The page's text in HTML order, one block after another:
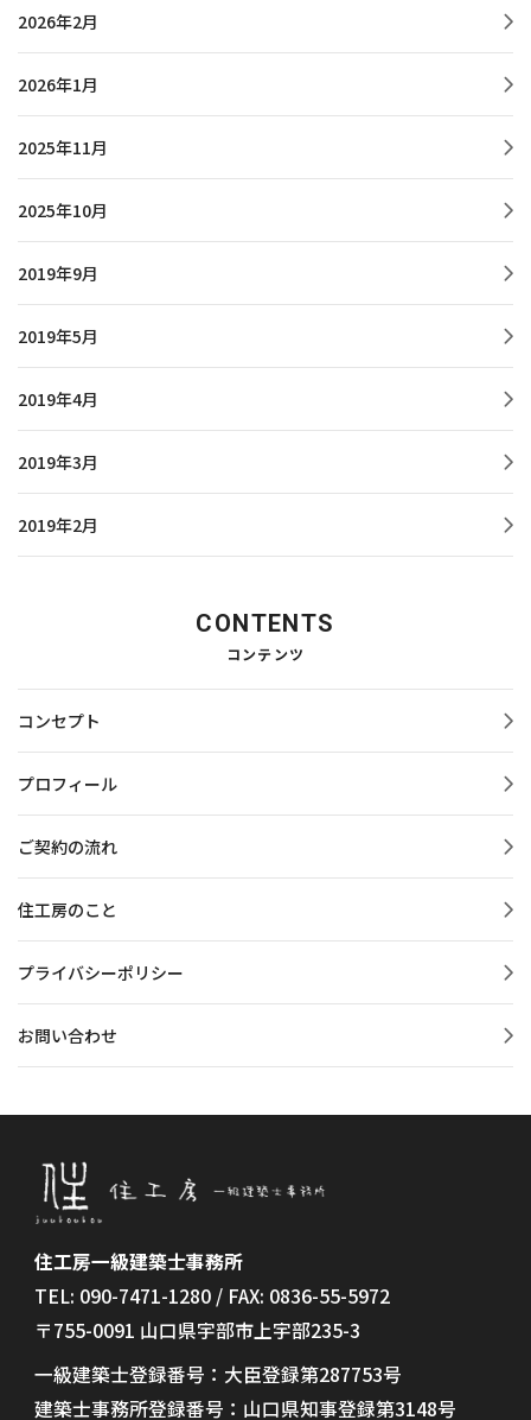
2026年2月
2026年1月
2025年11月
2025年10月
2019年9月
2019年5月
2019年4月
2019年3月
2019年2月
CONTENTS
コンテンツ
コンセプト
プロフィール
ご契約の流れ
住工房のこと
プライバシーポリシー
お問い合わせ
住工房一級建築士事務所
TEL: 090-7471-1280 / FAX: 0836-55-5972
〒755-0091 山口県宇部市上宇部235-3
一級建築士登録番号：大臣登録第287753号
建築士事務所登録番号：山口県知事登録第3148号